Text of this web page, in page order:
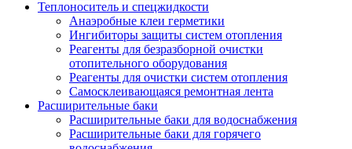
Теплоноситель и спецжидкости
Анаэробные клеи герметики
Ингибиторы защиты систем отопления
Реагенты для безразборной очистки
отопительного оборудования
Реагенты для очистки систем отопления
Самосклеивающаяся ремонтная лента
Расширительные баки
Расширительные баки для водоснабжения
Расширительные баки для горячего